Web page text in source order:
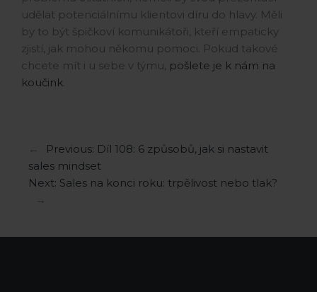
udělat potenciálnímu klientovi díru do hlavy. Měli
by to být špičkoví komunikátoři, kteří empaticky
zjistí, jak mohou někomu pomoci. Pokud takové
chcete mít i u sebe v týmu, pošlete je k nám na
koučink
← Previous: Díl 108: 6 způsobů, jak si nastavit
sales mindset
Next: Sales na konci roku: trpělivost nebo tlak?
→